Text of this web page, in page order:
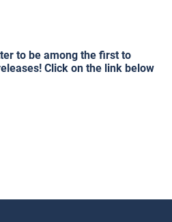
to be among the first to
Click on the link below